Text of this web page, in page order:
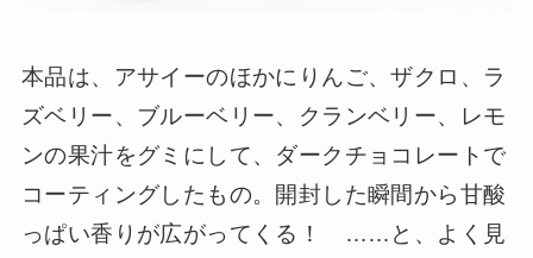
本品は、アサイーのほかにりんご、ザクロ、ラ
ズベリー、ブルーベリー、クランベリー、レモ
ンの果汁をグミにして、ダークチョコレートで
コーティングしたもの。開封した瞬間から甘酸
っぱい香りが広がってくる！ ……と、よく見